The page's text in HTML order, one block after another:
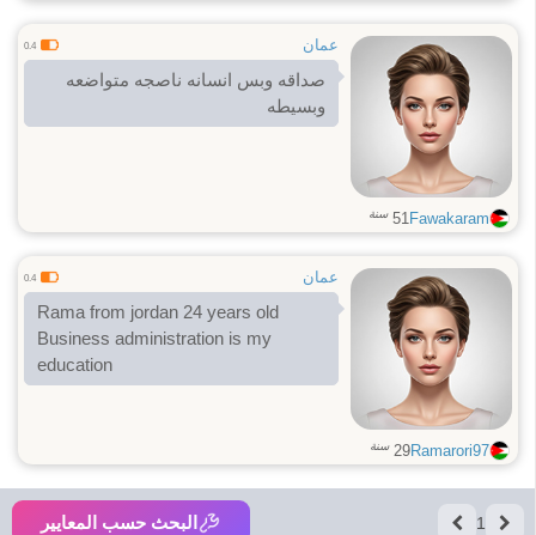
عمان 0.4
صداقه وبس انسانه ناصجه متواضعه
وبسيطه
Fawakaram
51 سنة
عمان 0.4
Rama from jordan 24 years old
Business administration is my
education
Ramarori97
29 سنة
1 البحث حسب المعايير